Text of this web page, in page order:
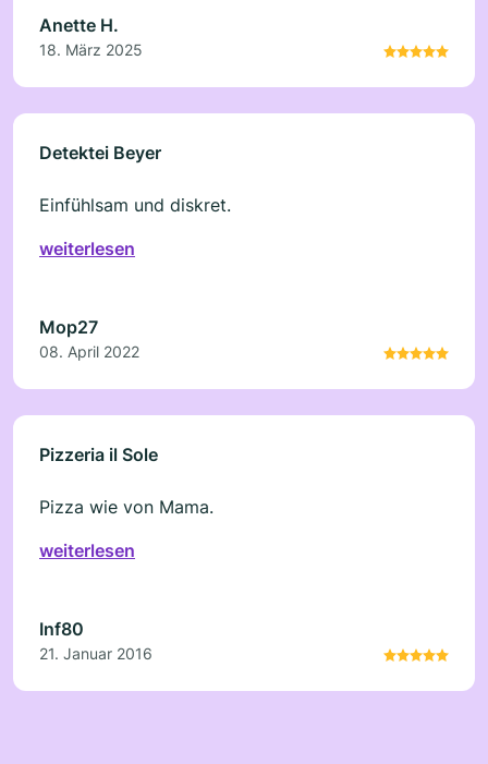
Anette H.
18. März 2025
Detektei Beyer
Einfühlsam und diskret.
weiterlesen
Mop27
08. April 2022
Pizzeria il Sole
Pizza wie von Mama.
weiterlesen
Inf80
21. Januar 2016